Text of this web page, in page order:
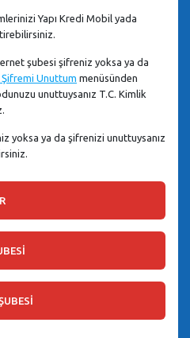
Yapı Kredi Mobil yada
şubesi şifreniz yoksa ya da
Unuttum menüsünden
unuttuysanız T.C. Kimlik
yoksa ya da şifrenizi unuttuysanız